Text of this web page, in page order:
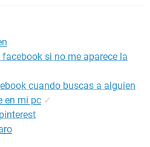
si no me aparece la
cuando buscas a alguien
en mi pc ✓